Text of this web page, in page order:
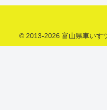
© 2013-2026 富山県車いす